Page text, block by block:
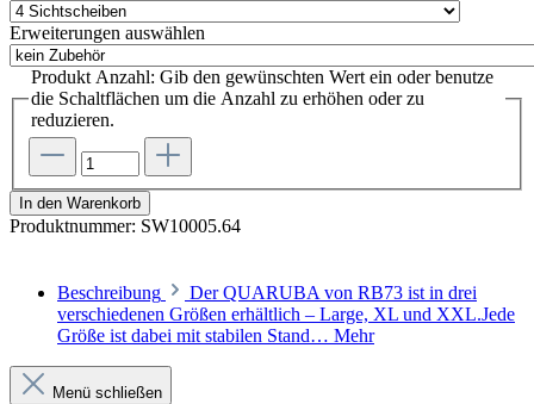
Erweiterungen auswählen
Produkt Anzahl: Gib den gewünschten Wert ein oder benutze
die Schaltflächen um die Anzahl zu erhöhen oder zu
reduzieren.
In den Warenkorb
Produktnummer: SW10005.64
Beschreibung
Der QUARUBA von RB73 ist in drei
verschiedenen Größen erhältlich – Large, XL und XXL.Jede
Größe ist dabei mit stabilen Stand… Mehr
Menü schließen